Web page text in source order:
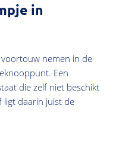
in
nemen in de
Een
die zelf niet beschikt
ligt daarin juist de